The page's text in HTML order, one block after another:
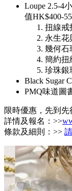
Loupe 2.5-4
值HK$400-
扭線戒
永生花
幾何石
簡約扭
珍珠銀
Black Sugar
PMQ味道圖
限時優惠，先到先
詳情及報名：>>
條款及細則：>>